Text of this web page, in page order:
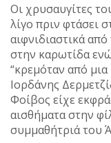
Οι χρυσαυγίτες
λίγο πριν φτάσει
αιφνιδιαστικά
στην καρωτίδα
“κρεμόταν από
Ιορδάνης
Φοίβος είχε
αισθήματα στην
συμμαθήτριά του